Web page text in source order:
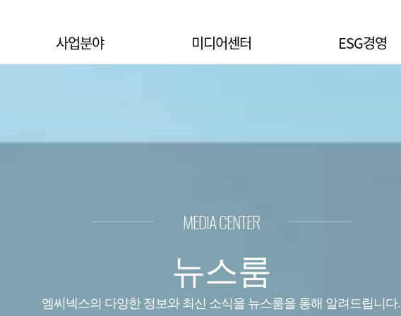
사업분야 미디어센터 ESG경영
MEDIA CENTER
뉴스룸
엠씨넥스의 다양한 정보와 최신 소식을 뉴스룸을 통해 알려드립니다.